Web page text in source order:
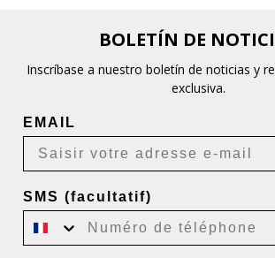
BOLETÍN DE
Inscríbase a nuestro boletín de noticias y
exclusiva.
EMAIL
SMS (facultatif)